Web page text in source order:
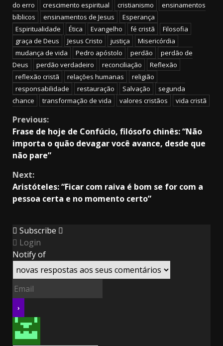
do erro
crescimento espiritual cristianismo
ensinamentos
bíblicos
ensinamentos de Jesus
Esperança
Espiritualidade
Ética Evangelho fé cristã
Filosofia
graça de Deus
Jesus Cristo justiça
Misericórdia
mudança de vida
Pedro apóstolo perdão
perdão de
Deus
perdão verdadeiro reconciliação
Reflexão
reflexão cristã
relações humanas
religião
responsabilidade
restauração Salvação
segunda
chance
transformação de vida valores cristãos vida cristã
Continue
Reading
Previous:
Frase de hoje de Confúcio, filósofo chinês: “Não
importa o quão devagar você avance, desde que
não pare”
Next:
Aristóteles: “Ficar com raiva é bom se for com a
pessoa certa e no momento certo”
Subscribe
Login
Notify of